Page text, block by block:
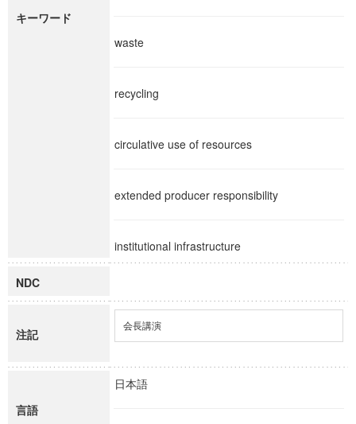
キーワード
waste
recycling
circulative use of resources
extended producer responsibility
institutional infrastructure
NDC
注記
会長講演
言語
日本語